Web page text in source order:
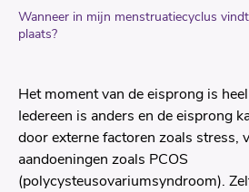
Wanneer in mijn menstruatiecyclus
plaats?
Het moment van de eisprong is
Iedereen is anders en de eisprong
door externe factoren zoals stress,
aandoeningen zoals PCOS
(polycysteusovariumsyndroom).